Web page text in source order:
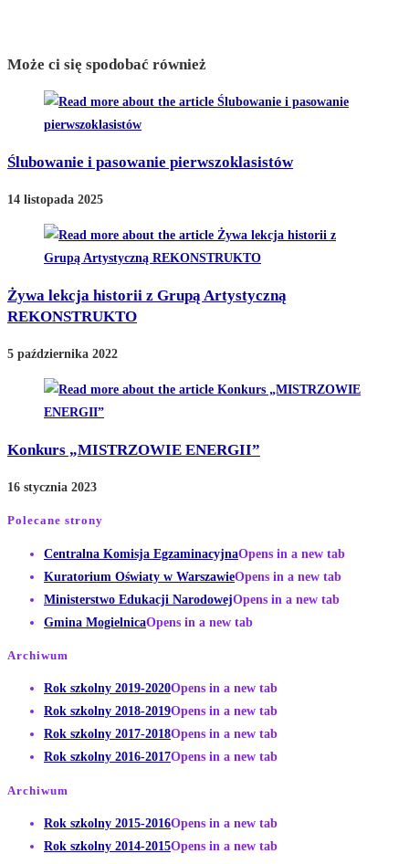
Może ci się spodobać również
Ślubowanie i pasowanie pierwszoklasistów
14 listopada 2025
Żywa lekcja historii z Grupą Artystyczną
REKONSTRUKTO
5 października 2022
Konkurs „MISTRZOWIE ENERGII”
16 stycznia 2023
Polecane strony
Centralna Komisja EgzaminacyjnaOpens in a new tab
Kuratorium Oświaty w WarszawieOpens in a new tab
Ministerstwo Edukacji NarodowejOpens in a new tab
Gmina MogielnicaOpens in a new tab
Archiwum
Rok szkolny 2019-2020Opens in a new tab
Rok szkolny 2018-2019Opens in a new tab
Rok szkolny 2017-2018Opens in a new tab
Rok szkolny 2016-2017Opens in a new tab
Archiwum
Rok szkolny 2015-2016Opens in a new tab
Rok szkolny 2014-2015Opens in a new tab